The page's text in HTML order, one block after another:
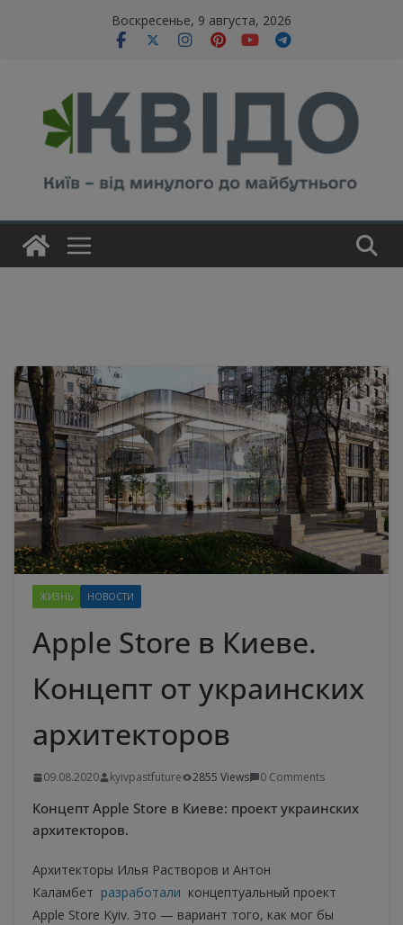
Воскресенье, 9 августа, 2026
ЖИЗНЬ НОВОСТИ
Apple Store в Киеве.
Концепт от украинских
архитекторов
09.08.2020 kyivpastfuture 2855 Views 0 Comments
Концепт Apple Store в Киеве: проект украинских
архитекторов.
Архитекторы Илья Растворов и Антон
Каламбет разработали концептуальный проект
Apple Store Kyiv. Это — вариант того, как мог бы
modal-check